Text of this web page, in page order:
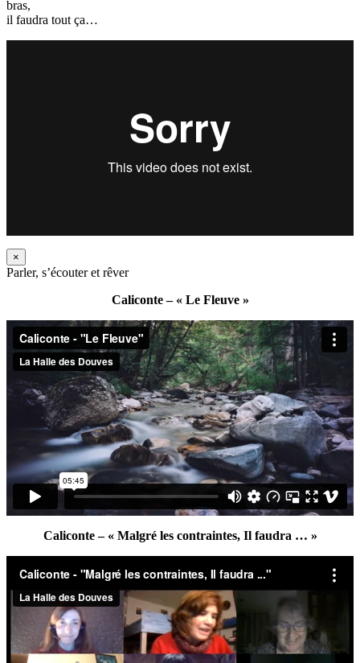
bras,
il faudra tout ça…
×
Parler, s’écouter et rêver
Caliconte – « Le Fleuve »
Caliconte – « Malgré les contraintes, Il faudra … »